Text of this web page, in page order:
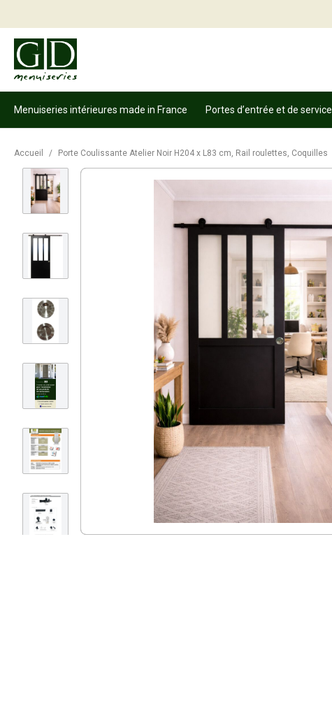
Menuiseries intérieures made in France Portes d’entrée et de service
Accueil / Porte Coulissante Atelier Noir H204 x L83 cm, Rail roulettes, Coquilles